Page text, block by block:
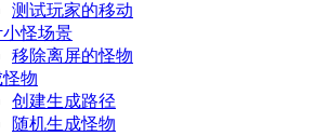
测试玩家的移动
怪场景
移除离屏的怪物
物
创建生成路径
随机生成怪物